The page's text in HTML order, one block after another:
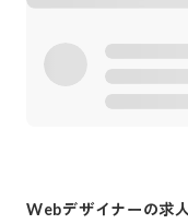
Webデザイナーの求